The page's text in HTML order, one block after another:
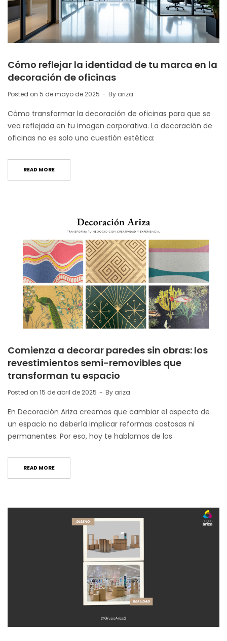
Cómo reflejar la identidad de tu marca en la
decoración de oficinas
Posted on 5 de mayo de 2025 By ariza
Cómo transformar la decoración de oficinas para que se
vea reflejada en tu imagen corporativa. La decoración de
oficinas no es solo una cuestión estética:
READ MORE
Comienza a decorar paredes sin obras: los
revestimientos semi-removibles que
transforman tu espacio
Posted on 15 de abril de 2025 By ariza
En Decoración Ariza creemos que cambiar el aspecto de
un espacio no debería implicar reformas costosas ni
permanentes. Por eso, hoy te hablamos de los
READ MORE